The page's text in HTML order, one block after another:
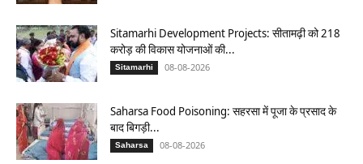
Sitamarhi Development Projects: सीतामढ़ी को 218
करोड़ की विकास योजनाओं की...
Sitamarhi 08-08-2026
Saharsa Food Poisoning: सहरसा में पूजा के प्रसाद के
बाद बिगड़ी...
Saharsa 08-08-2026